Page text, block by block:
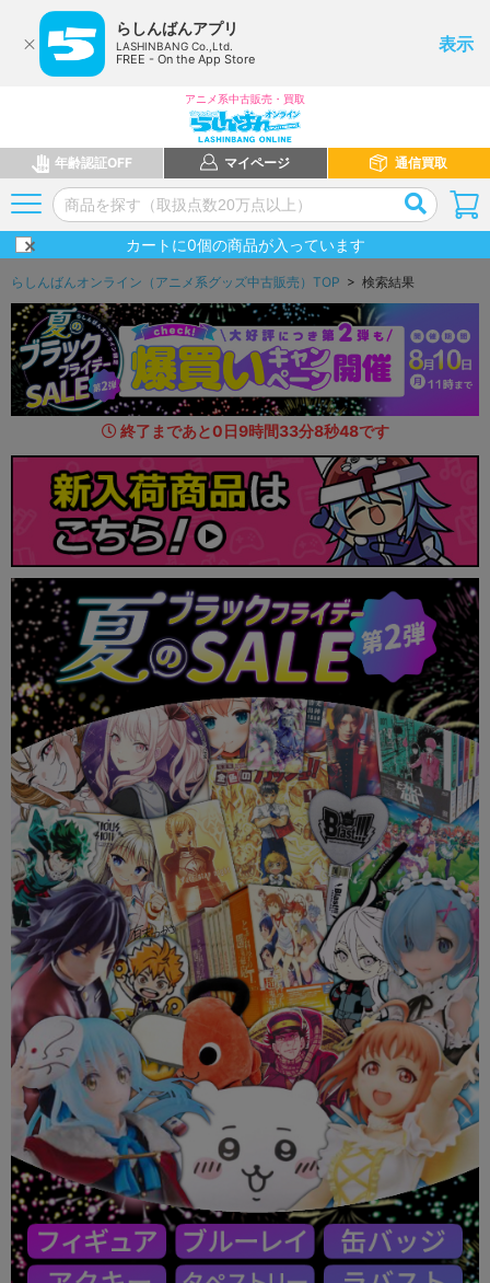
らしんばんアプリ
LASHINBANG Co.,Ltd.
FREE - On the App Store
表示
アニメ系中古販売・買取
年齢認証OFF マイページ 通信買取
カートに0個の商品が入っています
らしんばんオンライン（アニメ系グッズ中古販売）TOP > 検索結果
終了まであと0日9時間33分7秒11です